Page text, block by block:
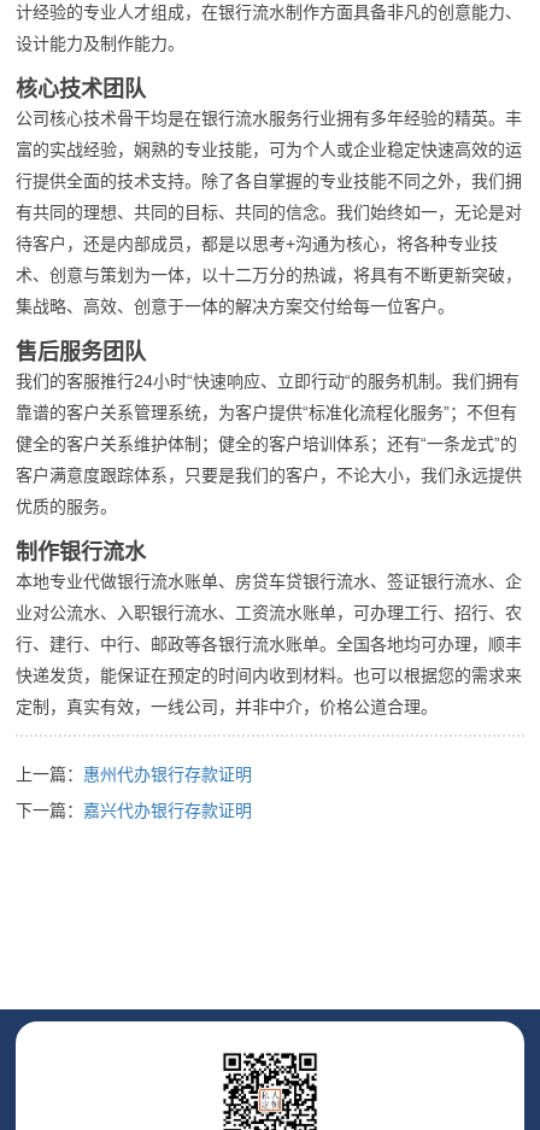
计经验的专业人才组成，在银行流水制作方面具备非凡的创意能力、
设计能力及制作能力。
核心技术团队
公司核心技术骨干均是在银行流水服务行业拥有多年经验的精英。丰
富的实战经验，娴熟的专业技能，可为个人或企业稳定快速高效的运
行提供全面的技术支持。除了各自掌握的专业技能不同之外，我们拥
有共同的理想、共同的目标、共同的信念。我们始终如一，无论是对
待客户，还是内部成员，都是以思考+沟通为核心，将各种专业技
术、创意与策划为一体，以十二万分的热诚，将具有不断更新突破，
集战略、高效、创意于一体的解决方案交付给每一位客户。
售后服务团队
我们的客服推行24小时“快速响应、立即行动“的服务机制。我们拥有
靠谱的客户关系管理系统，为客户提供“标准化流程化服务”；不但有
健全的客户关系维护体制；健全的客户培训体系；还有“一条龙式”的
客户满意度跟踪体系，只要是我们的客户，不论大小，我们永远提供
优质的服务。
制作银行流水
本地专业代做银行流水账单、房贷车贷银行流水、签证银行流水、企
业对公流水、入职银行流水、工资流水账单，可办理工行、招行、农
行、建行、中行、邮政等各银行流水账单。全国各地均可办理，顺丰
快递发货，能保证在预定的时间内收到材料。也可以根据您的需求来
定制，真实有效，一线公司，并非中介，价格公道合理。
上一篇： 惠州代办银行存款证明
下一篇： 嘉兴代办银行存款证明